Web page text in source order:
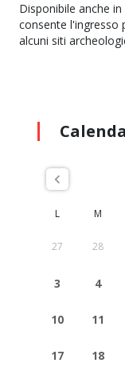
Disponibile anche
consente l'ingresso
alcuni siti
L M
27 28
3 4
10 11
17 18